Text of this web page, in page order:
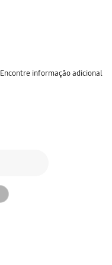
Encontre informação adicional